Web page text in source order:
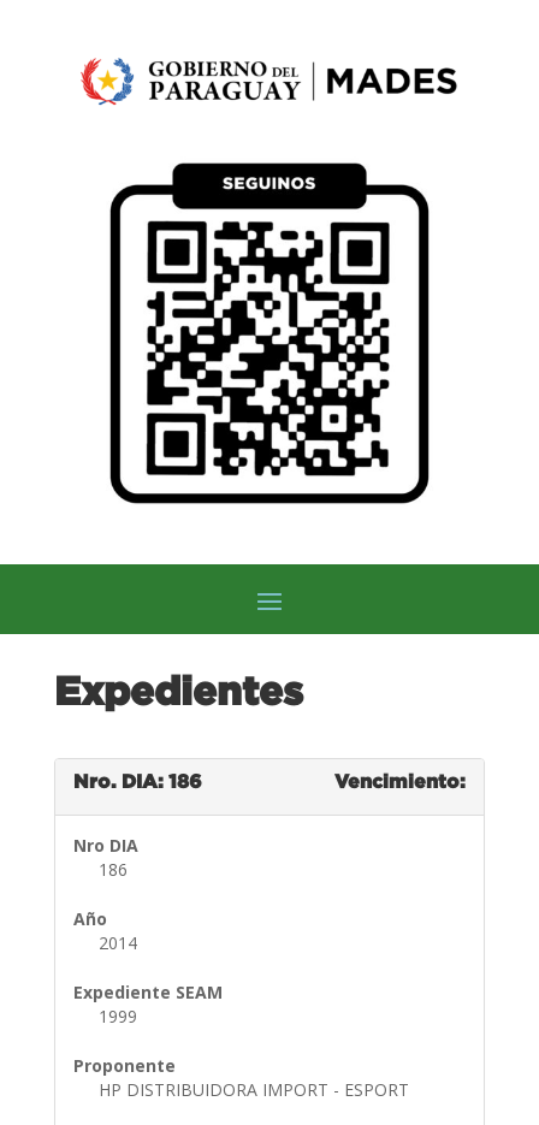
Expedientes
Nro. DIA: 186 Vencimiento:
Nro DIA
186
Año
2014
Expediente SEAM
1999
Proponente
HP DISTRIBUIDORA IMPORT - ESPORT